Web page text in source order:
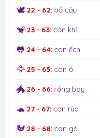
🕊️ 22 - 62: bồ câu
🐒 23 - 63: con khỉ
🐸 24 - 64: con ếch
🦅 25 - 65: con ó
🐲 26 - 66: rồng bay
🐢 27 - 67: con rùa
🐓 28 - 68: con gà